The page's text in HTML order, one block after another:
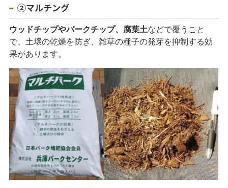
②マルチング
ウッドチップやバークチップ、腐葉土などで覆うこと
で、土壌の乾燥を防ぎ、雑草の種子の発芽を抑制する効
果があります。